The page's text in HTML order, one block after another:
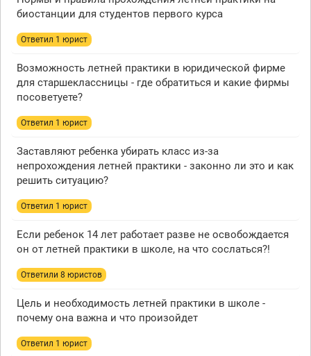
биостанции для студентов первого курса
Ответил 1 юрист
Возможность летней практики в юридической фирме
для старшеклассницы - где обратиться и какие фирмы
посоветуете?
Ответил 1 юрист
Заставляют ребенка убирать класс из-за
непрохождения летней практики - законно ли это и как
решить ситуацию?
Ответил 1 юрист
Если ребенок 14 лет работает разве не освобождается
он от летней практики в школе, на что сослаться?!
Ответили 8 юристов
Цель и необходимость летней практики в школе -
почему она важна и что произойдет
Ответил 1 юрист